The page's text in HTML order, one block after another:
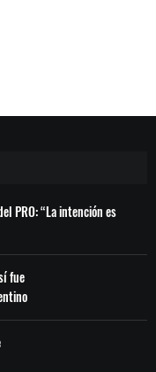
PRO: “La intención es
fue